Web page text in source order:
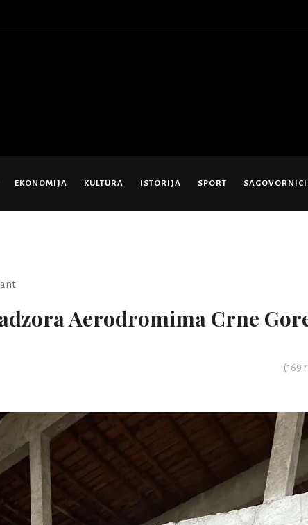
EKONOMIJA KULTURA ISTORIJA SPORT SAGOVORNICI
Aerodromima Crne
(169